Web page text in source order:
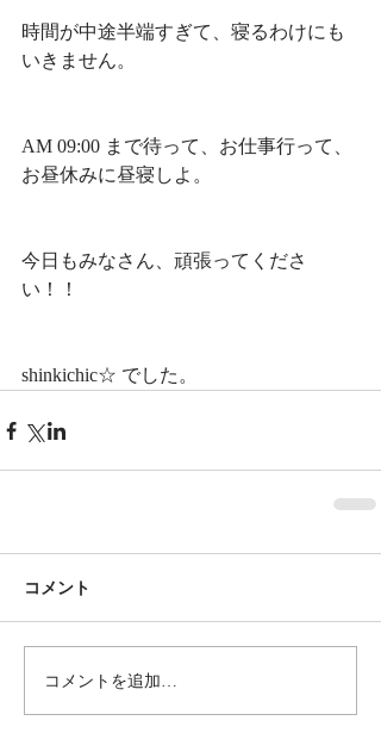
時間が中途半端すぎて、寝るわけにも
いきません。
AM 09:00 まで待って、お仕事行って、
お昼休みに昼寝しよ。
今日もみなさん、頑張ってくださ
い！！
shinkichic☆ でした。
コメント
コメントを追加…